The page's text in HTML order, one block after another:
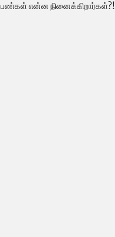
என்ன நினைக்கிறார்கள்?!